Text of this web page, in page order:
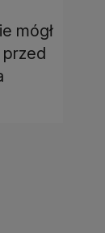
mógł
przed